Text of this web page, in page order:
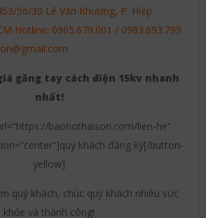
56/30 Lê Văn Khương, P. Hiệp
Hotline: 0905.679.001 / 0983.693.799
găng tay cách điện 15kv nhanh
nhất!
baohothaison.com/lien-he”
khách đăng ký[/button-
yellow]
quý khách, chúc quý khách nhiều sức
khỏe và thành công!